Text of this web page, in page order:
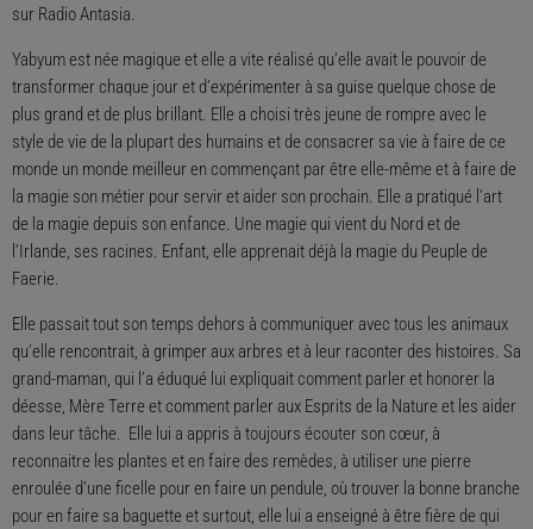
sur Radio Antasia.
Yabyum est née magique et elle a vite réalisé qu’elle avait le pouvoir de
transformer chaque jour et d’expérimenter à sa guise quelque chose de
plus grand et de plus brillant. Elle a choisi très jeune de rompre avec le
style de vie de la plupart des humains et de consacrer sa vie à faire de ce
monde un monde meilleur en commençant par être elle-même et à faire de
la magie son métier pour servir et aider son prochain. Elle a pratiqué l’art
de la magie depuis son enfance. Une magie qui vient du Nord et de
l’Irlande, ses racines. Enfant, elle apprenait déjà la magie du Peuple de
Faerie.
Elle passait tout son temps dehors à communiquer avec tous les animaux
qu’elle rencontrait, à grimper aux arbres et à leur raconter des histoires. Sa
grand-maman, qui l’a éduqué lui expliquait comment parler et honorer la
déesse, Mère Terre et comment parler aux Esprits de la Nature et les aider
dans leur tâche. Elle lui a appris à toujours écouter son cœur, à
reconnaitre les plantes et en faire des remèdes, à utiliser une pierre
enroulée d’une ficelle pour en faire un pendule, où trouver la bonne branche
pour en faire sa baguette et surtout, elle lui a enseigné à être fière de qui